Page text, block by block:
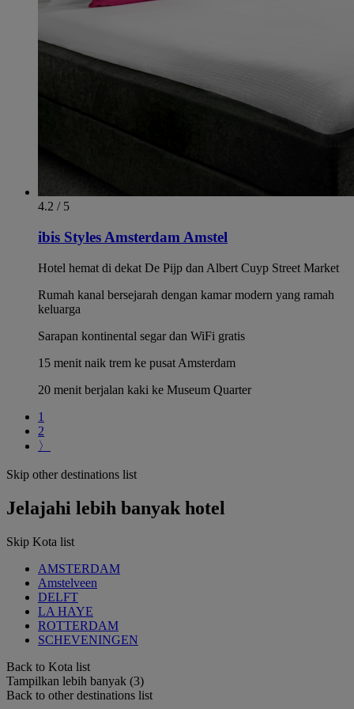
4.2 / 5
ibis Styles Amsterdam Amstel
Hotel hemat di dekat De Pijp dan Albert Cuyp Street Market
Rumah kanal bersejarah dengan kamar modern yang ramah
keluarga
Sarapan kontinental segar dan WiFi gratis
15 menit naik trem ke pusat Amsterdam
20 menit berjalan kaki ke Museum Quarter
1
2
〉
Skip other destinations list
Jelajahi lebih banyak hotel
Skip Kota list
AMSTERDAM
Amstelveen
DELFT
LA HAYE
ROTTERDAM
SCHEVENINGEN
Back to Kota list
Tampilkan lebih banyak (3)
Back to other destinations list